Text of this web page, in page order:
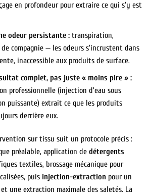
en profondeur pour extraire ce qui s’y est
odeur persistante :transpiration,
compagnie — les odeurs s’incrustent dans
inaccessible aux produits de surface.
complet, pas juste « moins pire » :
professionnelle (injection d’eau sous
puissante) extrait ce que les produits
derrière eux.
sur tissu suit un protocole précis :
préalable, application de détergents
textiles, brossage mécanique pour
puis injection-extraction pour un
une extraction maximale des saletés. La